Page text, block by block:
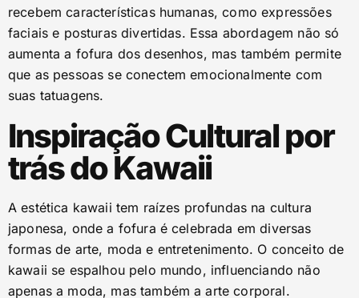
recebem características humanas, como expressões
faciais e posturas divertidas. Essa abordagem não só
aumenta a fofura dos desenhos, mas também permite
que as pessoas se conectem emocionalmente com
suas tatuagens.
Inspiração Cultural por
trás do Kawaii
A estética kawaii tem raízes profundas na cultura
japonesa, onde a fofura é celebrada em diversas
formas de arte, moda e entretenimento. O conceito de
kawaii se espalhou pelo mundo, influenciando não
apenas a moda, mas também a arte corporal.